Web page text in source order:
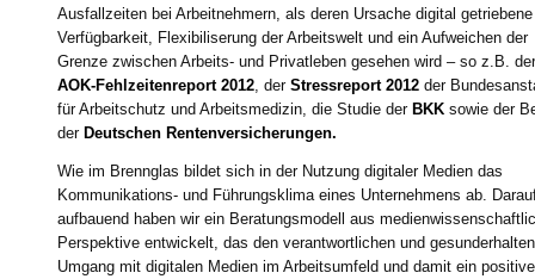
Ausfallzeiten bei Arbeitnehmern, als deren Ursache digital getriebene
Verfügbarkeit, Flexibiliserung der Arbeitswelt und ein Aufweichen der
Grenze zwischen Arbeits- und Privatleben gesehen wird – so z.B. der
AOK-Fehlzeitenreport 2012 , der Stressreport 2012 der
für Arbeitschutz und Arbeitsmedizin, die Studie der BKK sowie der
der Deutschen Rentenversicherungen.
Wie im Brennglas bildet sich in der Nutzung digitaler Medien das
Kommunikations- und Führungsklima eines Unternehmens ab.
aufbauend haben wir ein Beratungsmodell aus
Perspektive entwickelt, das den verantwortlichen und
Umgang mit digitalen Medien im Arbeitsumfeld und damit ein